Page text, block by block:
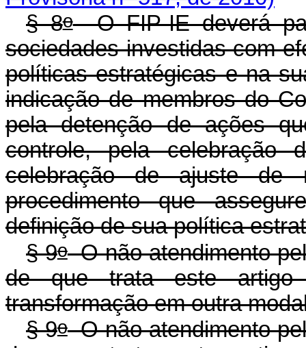
§ 8oO FIP-IE deverá
sociedades investidas com
políticas estratégicas e na
indicação de membros do
pela detenção de ações
controle, pela celebração
celebração de ajuste de
procedimento que
definição de sua política
§ 9oO não atendimento
de que trata este artigo
transformação em outra
§ 9oO não atendimento